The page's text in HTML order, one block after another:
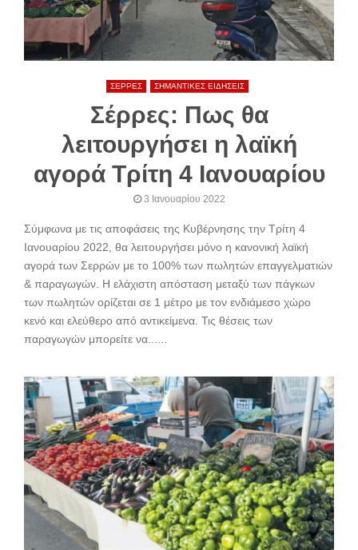
ΣΕΡΡΕΣ ΣΗΜΑΝΤΙΚΕΣ ΕΙΔΗΣΕΙΣ
Σέρρες: Πως θα
λειτουργήσει η λαϊκή
αγορά Τρίτη 4 Ιανουαρίου
3 Ιανουαρίου 2022
Σύμφωνα με τις αποφάσεις της Κυβέρνησης την Τρίτη 4
Ιανουαρίου 2022, θα λειτουργήσει μόνο η κανονική λαϊκή
αγορά των Σερρών με το 100% των πωλητών επαγγελματιών
& παραγωγών. Η ελάχιστη απόσταση μεταξύ των πάγκων
των πωλητών ορίζεται σε 1 μέτρο με τον ενδιάμεσο χώρο
κενό και ελεύθερο από αντικείμενα. Τις θέσεις των
παραγωγών μπορείτε να......